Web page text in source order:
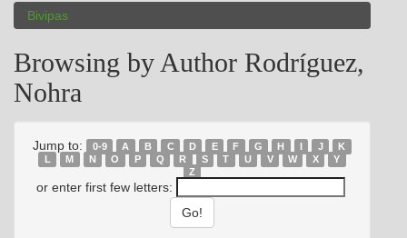
Bivipas
Browsing by Author Rodríguez,
Nohra
Jump to: 0-9 A B C D E F G H I J
K
L
M N O P Q R S T U V W X
Y
Z
or enter first few letters: